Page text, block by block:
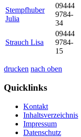
Stempfhuber
Julia
09444
9784-
34
Strauch Lisa
09444
9784-
15
drucken nach oben
Quicklinks
Kontakt
Inhaltsverzeichnis
Impressum
Datenschutz